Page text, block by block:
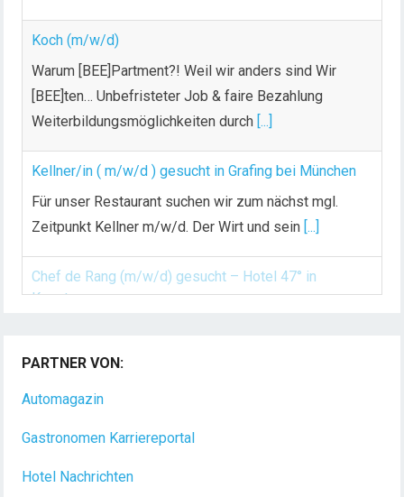
Koch (m/w/d)
Warum [BEE]Partment?! Weil wir anders sind Wir
[BEE]ten… Unbefristeter Job & faire Bezahlung
Weiterbildungsmöglichkeiten durch [...]
Kellner/in ( m/w/d ) gesucht in Grafing bei München
Für unser Restaurant suchen wir zum nächst mgl.
Zeitpunkt Kellner m/w/d. Der Wirt und sein [...]
Chef de Rang (m/w/d) gesucht – Hotel 47° in
Konstanz
(m/w/d) Du bist Gastgeber aus Leidenschaft und